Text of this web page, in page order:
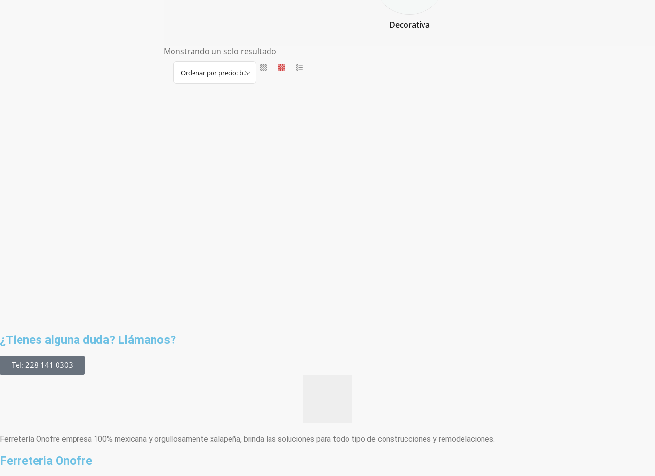
Decorativa
Monstrando un solo resultado
¿Tienes alguna duda? Llámanos?
Tel: 228 141 0303
Ferretería Onofre empresa 100% mexicana y orgullosamente xalapeña, brinda las soluciones para todo tipo de construcciones y remodelaciones.
Ferreteria Onofre